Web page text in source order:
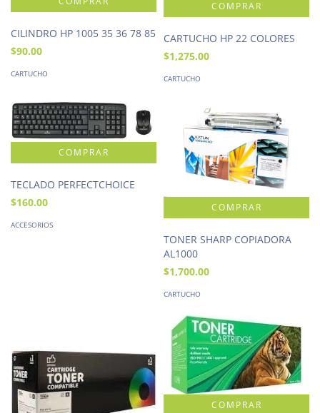
CILINDRO HP 1005 35 36 78 85
$90.00
CARTUCHO
CARTUCHO HP 22 COLORES
$1,275.00
CARTUCHO
TECLADO PERFECTCHOICE
$160.00
ACCESORIOS
TONER SHARP COPIADORA
AL1000
$1,700.00
CARTUCHO